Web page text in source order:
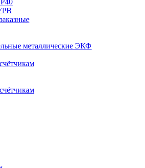
металлические ЭКФ